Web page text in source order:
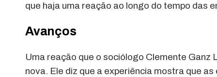
que haja uma reação ao longo do tempo das
Avanços
Uma reação que o sociólogo Clemente
nova. Ele diz que a experiência mostra que